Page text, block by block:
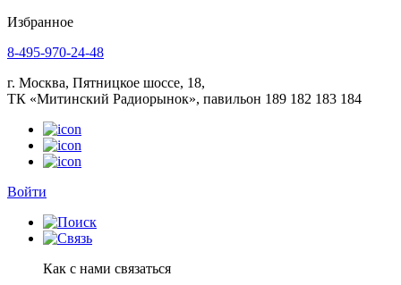
Избранное
8-495-970-24-48
г. Москва, Пятницкое шоссе, 18,
ТК «Митинский Радиорынок», павильон 189 182 183 184
Войти
Как с нами связаться